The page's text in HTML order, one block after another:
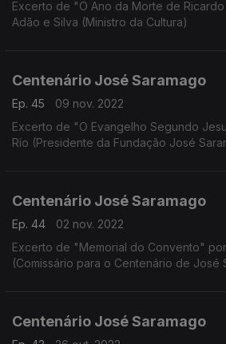
Excerto de "O Ano da Morte de
Adão e Silva (Ministro da Cultura)
Centenário José Saramago
Ep. 45
09 nov. 2022
Excerto de "O Evangelho Segundo
Río (Presidente da Fundação José
Centenário José Saramago
Ep. 44
02 nov. 2022
Excerto de "Memorial do Convento"
(Comissário para o Centenário de José
Centenário José Saramago